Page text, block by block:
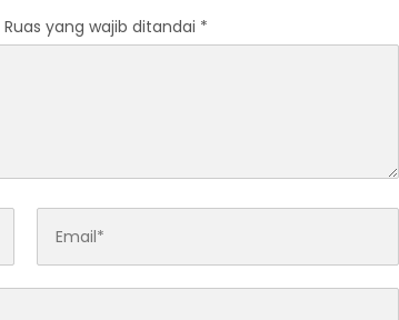
Ruas yang wajib ditandai *